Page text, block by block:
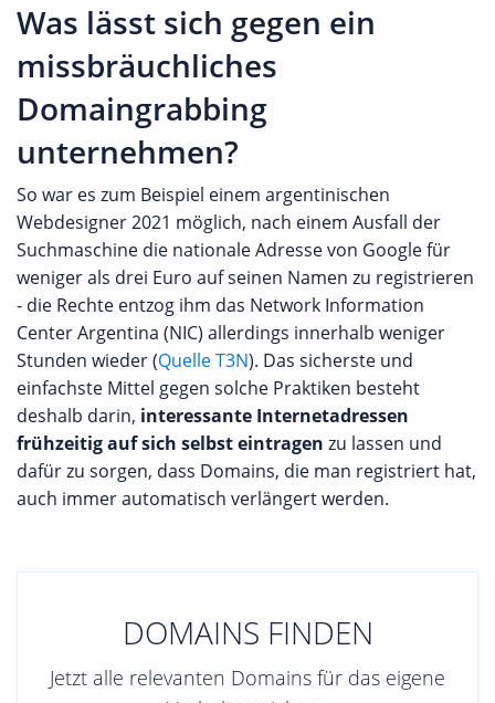
Was lässt sich gegen ein
missbräuchliches
Domaingrabbing
unternehmen?
So war es zum Beispiel einem argentinischen
Webdesigner 2021 möglich, nach einem Ausfall der
Suchmaschine die nationale Adresse von Google für
weniger als drei Euro auf seinen Namen zu registrieren
- die Rechte entzog ihm das Network Information
Center Argentina (NIC) allerdings innerhalb weniger
Stunden wieder (Quelle T3N). Das sicherste und
einfachste Mittel gegen solche Praktiken besteht
deshalb darin, interessante Internetadressen
frühzeitig auf sich selbst eintragen zu lassen und
dafür zu sorgen, dass Domains, die man registriert hat,
auch immer automatisch verlängert werden.
DOMAINS FINDEN
Jetzt alle relevanten Domains für das eigene